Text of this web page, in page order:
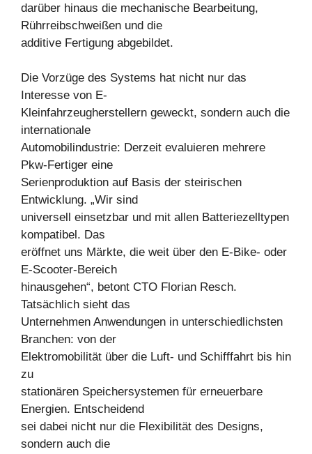
darüber hinaus die mechanische Bearbeitung,
Rührreibschweißen und die
additive Fertigung abgebildet.
Die Vorzüge des Systems hat nicht nur das
Interesse von E-
Kleinfahrzeugherstellern geweckt, sondern auch die
internationale
Automobilindustrie: Derzeit evaluieren mehrere
Pkw-Fertiger eine
Serienproduktion auf Basis der steirischen
Entwicklung. „Wir sind
universell einsetzbar und mit allen Batteriezelltypen
kompatibel. Das
eröffnet uns Märkte, die weit über den E-Bike- oder
E-Scooter-Bereich
hinausgehen“, betont CTO Florian Resch.
Tatsächlich sieht das
Unternehmen Anwendungen in unterschiedlichsten
Branchen: von der
Elektromobilität über die Luft- und Schifffahrt bis hin
zu
stationären Speichersystemen für erneuerbare
Energien. Entscheidend
sei dabei nicht nur die Flexibilität des Designs,
sondern auch die